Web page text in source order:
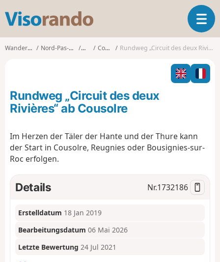
s
o
o
T
o
g
l
n
t
n
Wanderungen Nord-Pas-de-Calais Nord Cousolre Rundweg „Circuit des deux Rivières“ ab Cousolre
Rundweg „Circuit des deux
Rivières“ ab Cousolre
Im Herzen der Täler der Hante und der Thure kann
der Start in Cousolre, Reugnies oder Bousignies-sur-
Roc erfolgen.
Details Nr.1732186
Erstelldatum 18 Jan 2019
Bearbeitungsdatum 06 Mai 2026
Letzte Bewertung 24 Jul 2021